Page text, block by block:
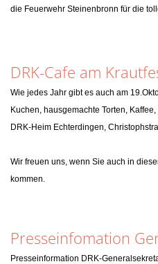
die Feuerwehr Steinenbronn für die
DRK-Cafe am
Wie jedes Jahr gibt es auch am
Kuchen, hausgemachte Torten,
DRK-Heim Echterdingen,
Wir freuen uns, wenn Sie auch in
kommen.
Presseinfomation
Presseinformation DRK-